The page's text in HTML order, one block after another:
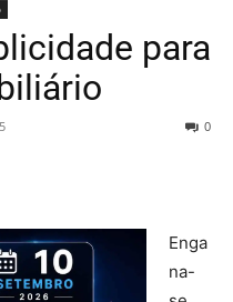
para
0
Enga
na-